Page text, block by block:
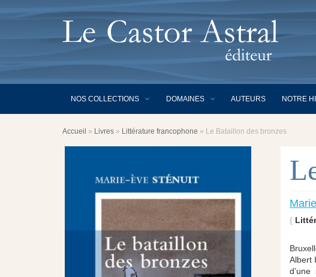
NOS COLLECTIONS DOMAINES AUTEURS NOTRE
Accueil » Livres » Littérature francophone » Le Bataillon des bronzes
Albert